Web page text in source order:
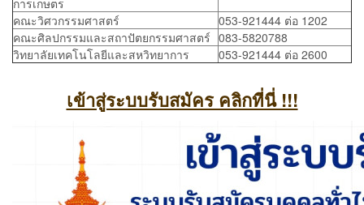
คณะวิศวกรรมศาสตร์
053-921444 ต่อ 1202
คณะศิลปกรรมและสถาปัตยกรรมศาสตร์ 083-5820788
วิทยาลัยเทคโนโลยีและสหวิทยาการ
053-921444 ต่อ 2600
เข้าสู่ระบบรับสมัคร คลิกที่นี่ !!!